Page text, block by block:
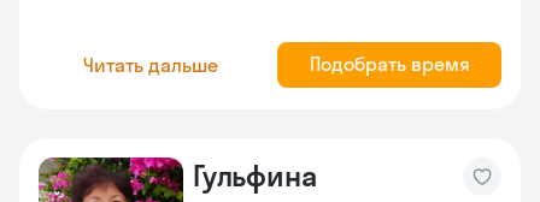
Читать дальше Подобрать время
Гульфина